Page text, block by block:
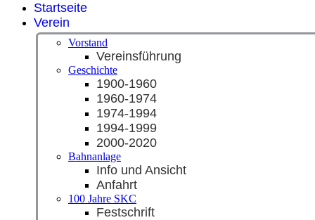
Startseite
Verein
Vorstand
Vereinsführung
Geschichte
1900-1960
1960-1974
1974-1994
1994-1999
2000-2020
Bahnanlage
Info und Ansicht
Anfahrt
100 Jahre SKC
Festschrift